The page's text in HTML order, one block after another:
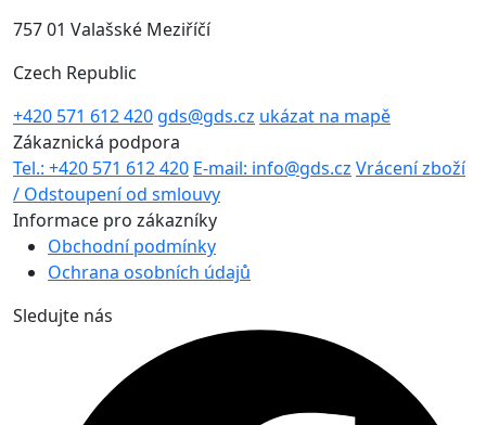
757 01 Valašské Meziříčí
Czech Republic
+420 571 612 420 gds@gds.cz ukázat na mapě
Zákaznická podpora
Tel.: +420 571 612 420 E-mail: info@gds.cz Vrácení zboží
/ Odstoupení od smlouvy
Informace pro zákazníky
Obchodní podmínky
Ochrana osobních údajů
Sledujte nás